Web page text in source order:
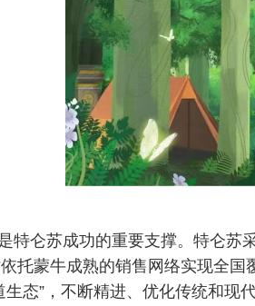
特仑苏成功的重要支撑。特仑苏
托蒙牛成熟的销售网络实现全
生态”，不断精进、优化传统和现